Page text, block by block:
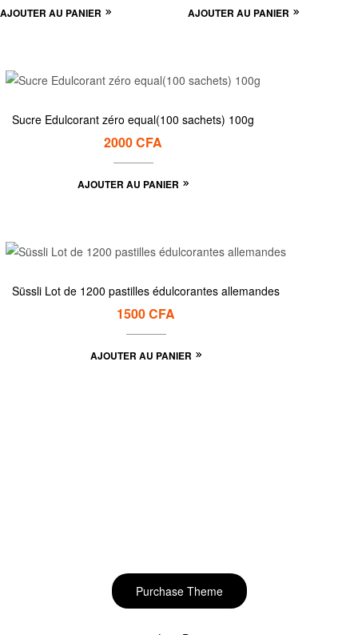
AJOUTER AU PANIER AJOUTER AU PANIER
Sucre Edulcorant zéro equal(100 sachets) 100g
2000CFA
AJOUTER AU PANIER
Süssli Lot de 1200 pastilles édulcorantes allemandes
1500CFA
AJOUTER AU PANIER
Purchase Theme